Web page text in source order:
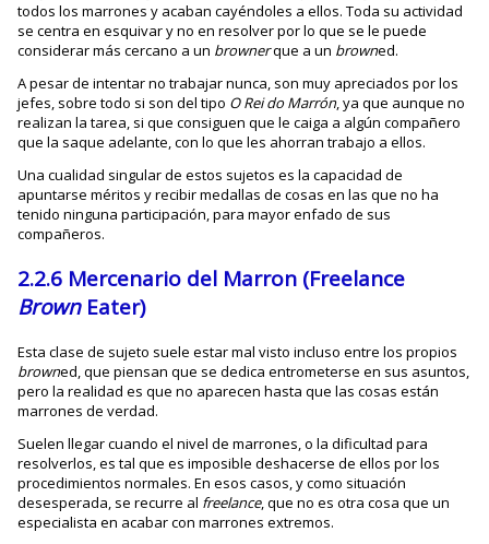
todos los marrones y acaban cayéndoles a ellos. Toda su actividad
se centra en esquivar y no en resolver por lo que se le puede
considerar más cercano a un brownerque a un browned.
A pesar de intentar no trabajar nunca, son muy apreciados por los
jefes, sobre todo si son del tipo O Rei do Marrón, ya que aunque no
realizan la tarea, si que consiguen que le caiga a algún compañero
que la saque adelante, con lo que les ahorran trabajo a ellos.
Una cualidad singular de estos sujetos es la capacidad de
apuntarse méritos y recibir medallas de cosas en las que no ha
tenido ninguna participación, para mayor enfado de sus
compañeros.
2.2.6 Mercenario del Marron (Freelance
BrownEater)
Esta clase de sujeto suele estar mal visto incluso entre los propios
browned, que piensan que se dedica entrometerse en sus asuntos,
pero la realidad es que no aparecen hasta que las cosas están
marrones de verdad.
Suelen llegar cuando el nivel de marrones, o la dificultad para
resolverlos, es tal que es imposible deshacerse de ellos por los
procedimientos normales. En esos casos, y como situación
desesperada, se recurre al freelance, que no es otra cosa que un
especialista en acabar con marrones extremos.